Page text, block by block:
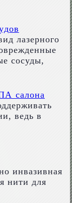
лазерного
сосуды,
салона
ведь в
инвазивная
нити для